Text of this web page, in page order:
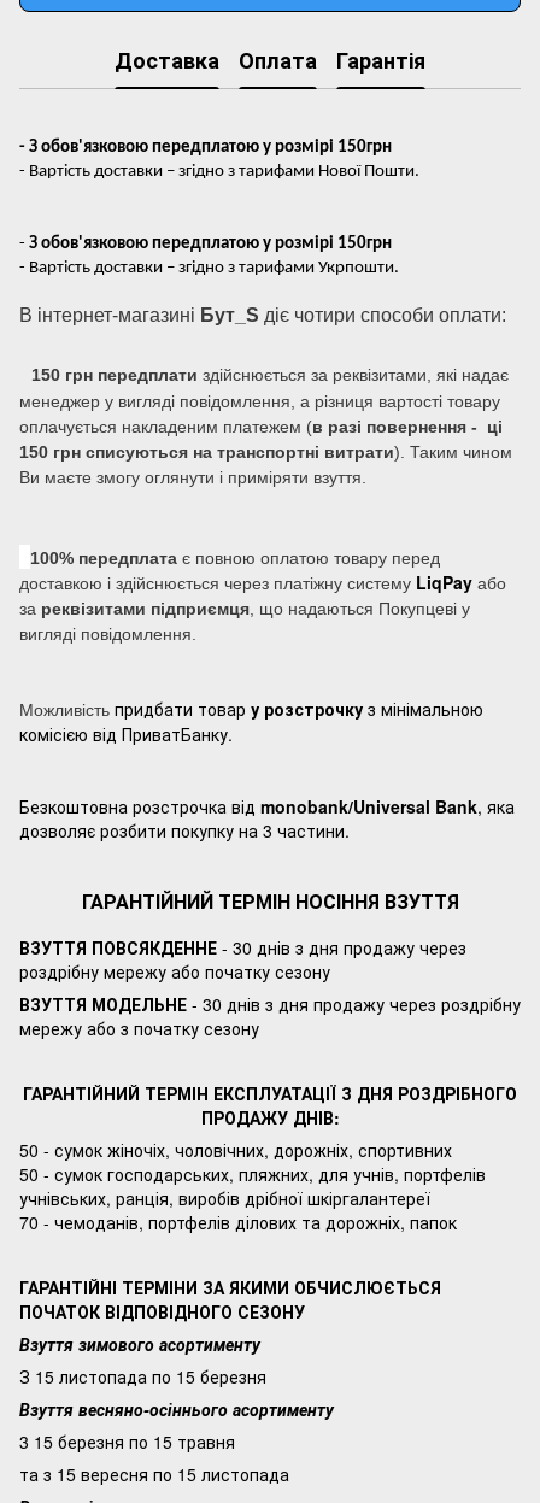
Доставка Оплата Гарантія
- З обов'язковою передплатою у розмірі 150грн
- Вартість доставки – згідно з тарифами Нової Пошти.
- З обов'язковою передплатою у розмірі 150грн
- Вартість доставки – згідно з тарифами Укрпошти.
В інтернет-магазині Бут_S діє чотири способи оплати:
150 грн передплати здійснюється за реквізитами, які надає
менеджер у вигляді повідомлення, а різниця вартості товару
оплачується накладеним платежем (в разі повернення - ці
150 грн списуються на транспортні витрати). Таким чином
Ви маєте змогу оглянути і приміряти взуття.
100% передплата є повною оплатою товару перед
доставкою і здійснюється через платіжну систему LiqPay або
за реквізитами підприємця , що надаються Покупцеві у
вигляді повідомлення.
Можливість придбати товар у розстрочку з мінімальною
комісією від ПриватБанку.
Безкоштовна розстрочка від monobank/Universal Bank, яка
дозволяє розбити покупку на 3 частини.
ГАРАНТІЙНИЙ ТЕРМІН НОСІННЯ ВЗУТТЯ
ВЗУТТЯ ПОВСЯКДЕННЕ - 30 днів з дня продажу через
роздрібну мережу або початку сезону
ВЗУТТЯ МОДЕЛЬНЕ - 30 днів з дня продажу через роздрібну
мережу або з початку сезону
ГАРАНТІЙНИЙ ТЕРМІН ЕКСПЛУАТАЦІЇ З ДНЯ РОЗДРІБНОГО
ПРОДАЖУ ДНІВ:
50 - сумок жіночіх, чоловічних, дорожніх, спортивних
50 - сумок господарських, пляжних, для учнів, портфелів
учнівських, ранція, виробів дрібної шкіргалантереї
70 - чемоданів, портфелів ділових та дорожніх, папок
ГАРАНТІЙНІ ТЕРМІНИ ЗА ЯКИМИ ОБЧИСЛЮЄТЬСЯ
ПОЧАТОК ВІДПОВІДНОГО СЕЗОНУ
Взуття зимового асортименту
З 15 листопада по 15 березня
Взуття весняно-осіннього асортименту
3 15 березня по 15 травня
та з 15 вересня по 15 листопада